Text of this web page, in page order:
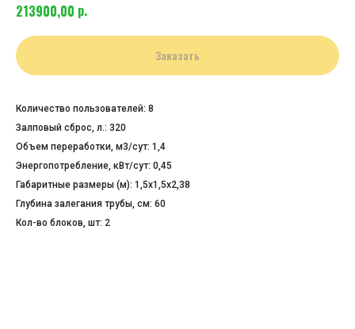
213900,00 р.
Заказать
Количество пользователей: 8
Залповый сброс, л.: 320
Объем переработки, м3/сут: 1,4
Энергопотребление, кВт/сут: 0,45
Габаритные размеры (м): 1,5х1,5х2,38
Глубина залегания трубы, cм: 60
Кол-во блоков, шт: 2